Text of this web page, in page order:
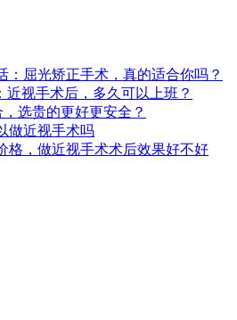
：屈光矫正手术，真的适合你吗？
近视手术后，多久可以上班？
选贵的更好更安全？
做近视手术吗
格，做近视手术术后效果好不好